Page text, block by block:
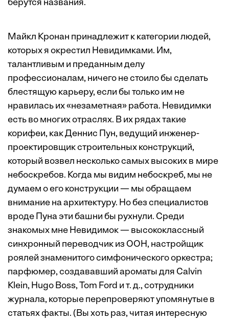
берутся названия.
Майкл Кронан принадлежит к категории людей,
которых я окрестил Невидимками. Им,
талантливым и преданным делу
профессионалам, ничего не стоило бы сделать
блестящую карьеру, если бы только им не
нравилась их «незаметная» работа. Невидимки
есть во многих отраслях. В их рядах такие
корифеи, как Деннис Пун, ведущий инженер-
проектировщик строительных конструкций,
который возвел несколько самых высоких в мире
небоскребов. Когда мы видим небоскреб, мы не
думаем о его конструкции — мы обращаем
внимание на архитектуру. Но без специалистов
вроде Пуна эти башни бы рухнули. Среди
знакомых мне Невидимок — высококлассный
синхронный переводчик из ООН, настройщик
роялей знаменитого симфонического оркестра;
парфюмер, создававший ароматы для Calvin
Klein, Hugo Boss, Tom Ford и т. д., сотрудники
журнала, которые перепроверяют упомянутые в
статьях факты. (Вы хоть раз, читая интересную